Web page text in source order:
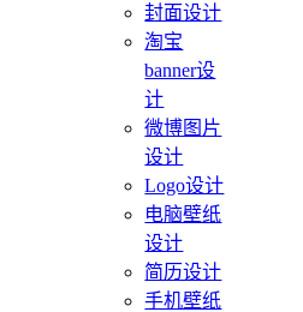
封面设计
淘宝
banner设
计
微博图片
设计
Logo设计
电脑壁纸
设计
简历设计
手机壁纸